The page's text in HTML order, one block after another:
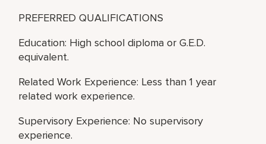
PREFERRED QUALIFICATIONS
Education: High school diploma or G.E.D.
equivalent.
Related Work Experience: Less than 1 year
related work experience.
Supervisory Experience: No supervisory
experience.